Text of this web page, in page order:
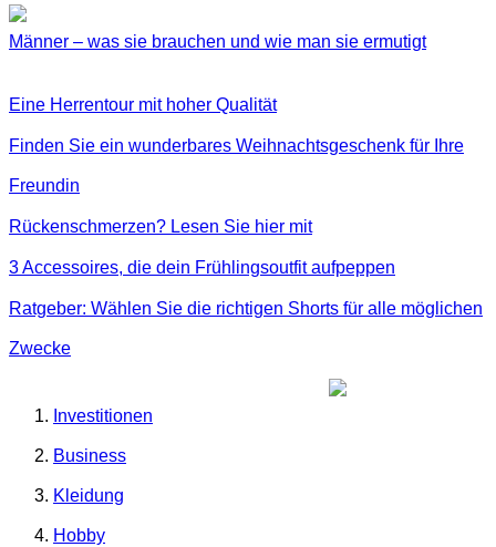
Männer – was sie brauchen und wie man sie ermutigt
Eine Herrentour mit hoher Qualität
Finden Sie ein wunderbares Weihnachtsgeschenk für Ihre
Freundin
Rückenschmerzen? Lesen Sie hier mit
3 Accessoires, die dein Frühlingsoutfit aufpeppen
Ratgeber: Wählen Sie die richtigen Shorts für alle möglichen
Zwecke
Investitionen
Business
Kleidung
Hobby